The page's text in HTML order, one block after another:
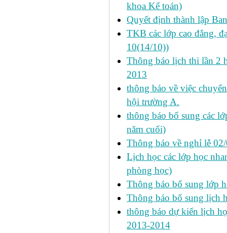
khoa Kế toán)
Quyết định thành lập
TKB các lớp cao đẳng,
10(14/10))
Thông báo lịch thi lần 2
2013
thông báo về việc
hội trường A.
thông báo bổ sung các
năm cuối)
Thông báo về nghỉ lễ
Lịch học các lớp học
phòng học)
Thông báo bổ sung lớp
Thông báo bổ sung
thông báo dự kiến lịch
2013-2014